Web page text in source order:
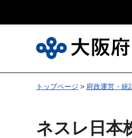
トップページ > 府政運営・統
ネスレ日本